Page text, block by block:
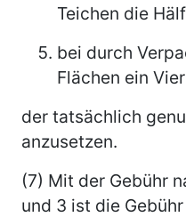
Teichen die
bei durch
Flächen ein
der tatsächlich
anzusetzen.
(7) Mit der Gebühr
und 3 ist die